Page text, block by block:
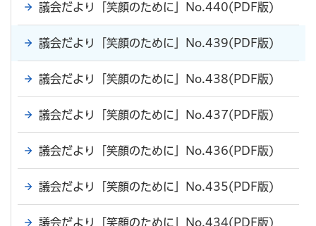
議会だより「笑顔のために」No.440(PDF版)
議会だより「笑顔のために」No.439(PDF版)
議会だより「笑顔のために」No.438(PDF版)
議会だより「笑顔のために」No.437(PDF版)
議会だより「笑顔のために」No.436(PDF版)
議会だより「笑顔のために」No.435(PDF版)
議会だより「笑顔のために」No.434(PDF版)